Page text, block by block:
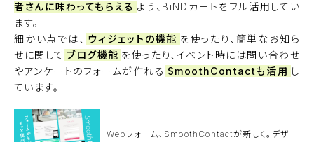
者さんに味わってもらえる よう、BiNDカートをフル活用してい
ます。
細かい点では、 ウィジェットの機能 を使ったり、簡単なお知ら
せに関して ブログ機能 を使ったり、イベント時には問い合わせ
やアンケートのフォームが作れる SmoothContactも活用 し
ています。
Webフォーム、SmoothContactが新しく。デザ